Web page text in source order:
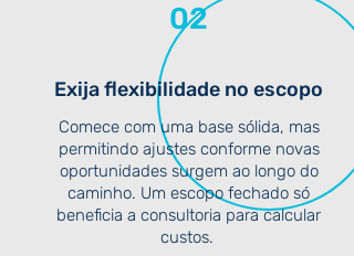
02
Exija flexibilidade no escopo
Comece com uma base sólida, mas
permitindo ajustes conforme novas
oportunidades surgem ao longo do
caminho. Um escopo fechado só
beneficia a consultoria para calcular
custos.